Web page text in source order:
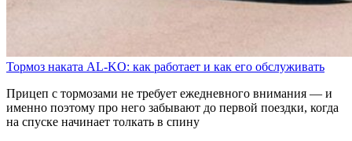
Тормоз наката AL-KO: как работает и как его обслуживать
Прицеп с тормозами не требует ежедневного внимания — и
именно поэтому про него забывают до первой поездки, когда
на спуске начинает толкать в спину